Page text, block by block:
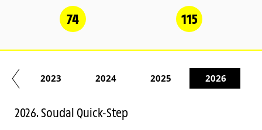
74 115
2023 2024 2025 2026
2026. Soudal Quick-Step